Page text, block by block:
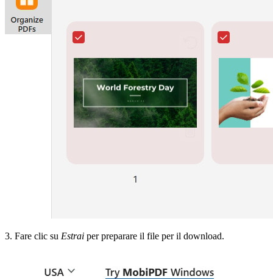
3. Fare clic su Estrai per preparare il file per il download.